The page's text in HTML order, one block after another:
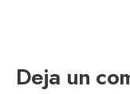
Deja un